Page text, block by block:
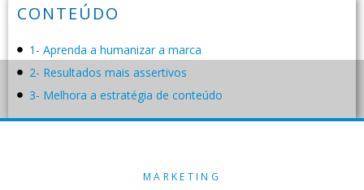
CONTEÚDO
1- Aprenda a humanizar a marca
2- Resultados mais assertivos
3- Melhora a estratégia de conteúdo
MARKETING